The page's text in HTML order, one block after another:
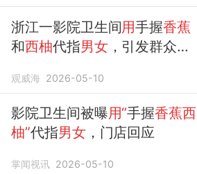
浙江一影院卫生间用手握香蕉
和西柚代指男女，引发群众反
观威海 2026-05-10
影院卫生间被曝用“手握香蕉西
柚”代指男女，门店回应
掌闻视讯 2026-05-10